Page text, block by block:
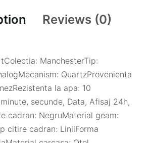
Reviews (0)
ManchesterTip:
QuartzProvenienta
la apa: 10
secunde, Data, Afisaj 24h,
cadran: NegruMaterial geam:
citire cadran: LiniiForma